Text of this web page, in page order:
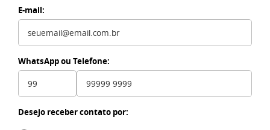
E-mail:
WhatsApp ou Telefone:
Desejo receber contato por: